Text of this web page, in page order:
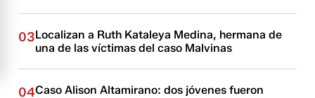
03Localizan a Ruth Kataleya Medina, hermana de
una de las víctimas del caso Malvinas
04Caso Alison Altamirano: dos jóvenes fueron